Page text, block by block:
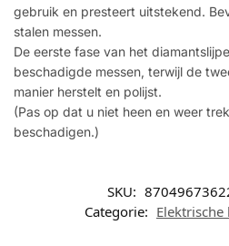
gebruik en presteert uitstekend.
stalen messen.
De eerste fase van het
beschadigde messen, terwijl de
manier herstelt en polijst.
(Pas op dat u niet heen en weer
beschadigen.)
SKU:
Categorie: